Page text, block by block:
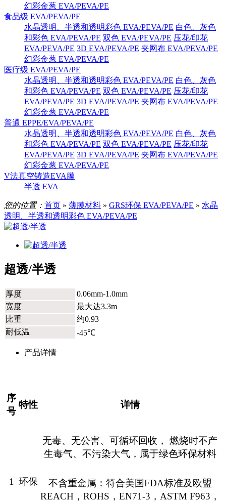
幻彩金葱 EVA/PEVA/PE
食品级 EVA/PEVA/PE
水晶透明、半透和透明彩色 EVA/PEVA/PE 白色、灰色
和彩色 EVA/PEVA/PE 双色 EVA/PEVA/PE 压花/印花
EVA/PEVA/PE 3D EVA/PEVA/PE 夹网布 EVA/PEVA/PE
幻彩金葱 EVA/PEVA/PE
医疗级 EVA/PEVA/PE
水晶透明、半透和透明彩色 EVA/PEVA/PE 白色、灰色
和彩色 EVA/PEVA/PE 双色 EVA/PEVA/PE 压花/印花
EVA/PEVA/PE 3D EVA/PEVA/PE 夹网布 EVA/PEVA/PE
幻彩金葱 EVA/PEVA/PE
普通 EPPE/EVA/PEVA/PE
水晶透明、半透和透明彩色 EVA/PEVA/PE 白色、灰色
和彩色 EVA/PEVA/PE 双色 EVA/PEVA/PE 压花/印花
EVA/PEVA/PE 3D EVA/PEVA/PE 夹网布 EVA/PEVA/PE
幻彩金葱 EVA/PEVA/PE
V法真空铸造EVA膜
半透 EVA
您的位置： 首页 » 薄膜材料 » GRS环保 EVA/PEVA/PE » 水晶
透明、半透和透明彩色 EVA/PEVA/PE
超透/半透
厚度
0.06mm-1.0mm
宽度
最大达3.3m
比重
约0.93
耐低温
-45℃
产品详情
序
号
特性 详情
1 环保
无毒、无公害、可循环回收，
燃烧时不产
生毒气、不污染大气，属于绿色环保材料
不含重金属：符合美国FDA标准及欧盟
REACH ， ROHS ， EN71-3 ， ASTM F963 ，